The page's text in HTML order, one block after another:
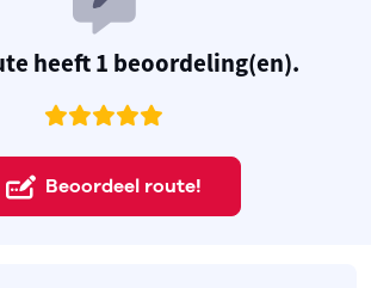
heeft 1 beoordeling(en).
Beoordeel route!